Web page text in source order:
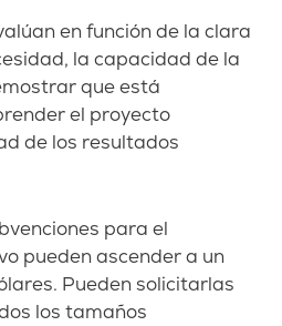
en función de la clara
la capacidad de la
que está
el proyecto
de los resultados
para el
pueden ascender a un
Pueden solicitarlas
los tamaños